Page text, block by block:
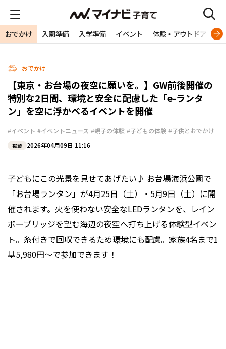
おでかけ 入園準備 入学準備 イベント 体験・アウトドア 旅
おでかけ
【東京・お台場の夜空に願いを。】GW前後開催の
特別な2日間、環境と安全に配慮した「e-ランタ
ン」を空に浮かべるイベントを開催
#イベント #イベントニュース #親子の体験 #子どもの体験 #子供とおでかけ
掲載 2026年04月09日 11:16
子どもにこの光景を見せてあげたい♪ お台場海浜公園で
「お台場ランタン」が4月25日（土）・5月9日（土）に開
催されます。火を使わない安全なLEDランタンを、レイン
ボーブリッジを望む海辺の夜空へ打ち上げる体験型イベン
ト。糸付きで回収できるため環境にも配慮。家族4名まで1
基5,980円〜で参加できます！